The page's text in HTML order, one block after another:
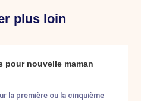
plus loin
pour nouvelle maman
la première ou la cinquième